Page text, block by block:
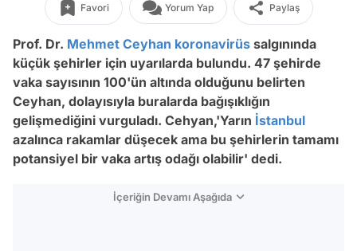
Favori Yorum Yap Paylaş
Prof. Dr. Mehmet Ceyhan koronavirüs salgınında
küçük şehirler için uyarılarda bulundu. 47 şehirde
vaka sayısının 100'ün altında olduğunu belirten
Ceyhan, dolayısıyla buralarda bağışıklığın
gelişmediğini vurguladı. Cehyan,'Yarın İstanbul
azalınca rakamlar düşecek ama bu şehirlerin tamamı
potansiyel bir vaka artış odağı olabilir' dedi.
İçeriğin Devamı Aşağıda